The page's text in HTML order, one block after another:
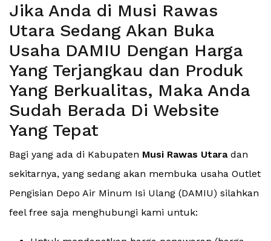
Jika Anda di Musi Rawas
Utara Sedang Akan Buka
Usaha DAMIU Dengan Harga
Yang Terjangkau dan Produk
Yang Berkualitas, Maka Anda
Sudah Berada Di Website
Yang Tepat
Bagi yang ada di Kabupaten Musi Rawas Utaradan
sekitarnya, yang sedang akan membuka usaha Outlet
Pengisian Depo Air Minum Isi Ulang (DAMIU) silahkan
feel free saja menghubungi kami untuk: